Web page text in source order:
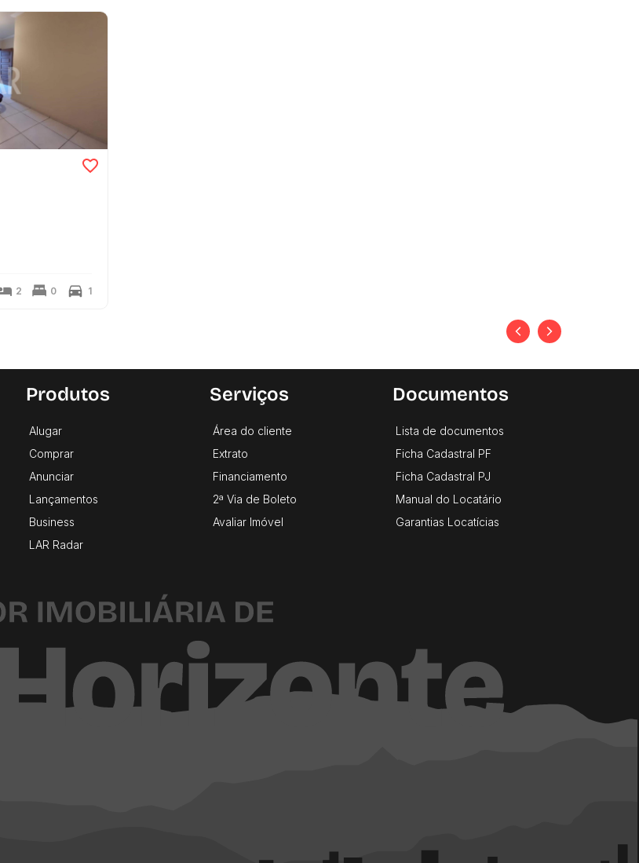
2 0 1
Produtos
Alugar
Comprar
Anunciar
Lançamentos
Business
LAR Radar
Serviços
Área do cliente
Extrato
Financiamento
2ª Via de Boleto
Avaliar Imóvel
Documentos
Lista de documentos
Ficha Cadastral PF
Ficha Cadastral PJ
Manual do Locatário
Garantias Locatícias